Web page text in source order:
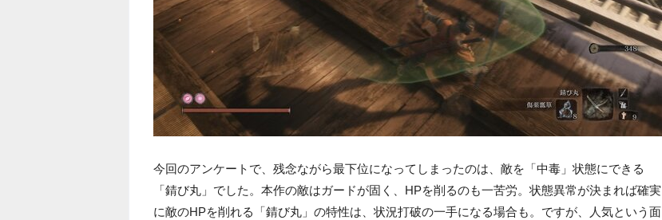
今回のアンケートで、残念ながら最下位になってしまったのは、敵を「中毒」状態にできる
「錆び丸」でした。本作の敵はガードが固く、HPを削るのも一苦労。状態異常が決まれば確実
に敵のHPを削れる「錆び丸」の特性は、状況打破の一手になる場合も。ですが、人気という面